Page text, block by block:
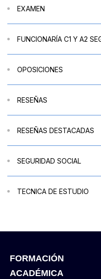
EXAMEN
FUNCIONARÍA C1 Y A2
OPOSICIONES
RESEÑAS
RESEÑAS DESTACADAS
SEGURIDAD SOCIAL
TECNICA DE ESTUDIO
FORMACIÓN
ACADÉMICA